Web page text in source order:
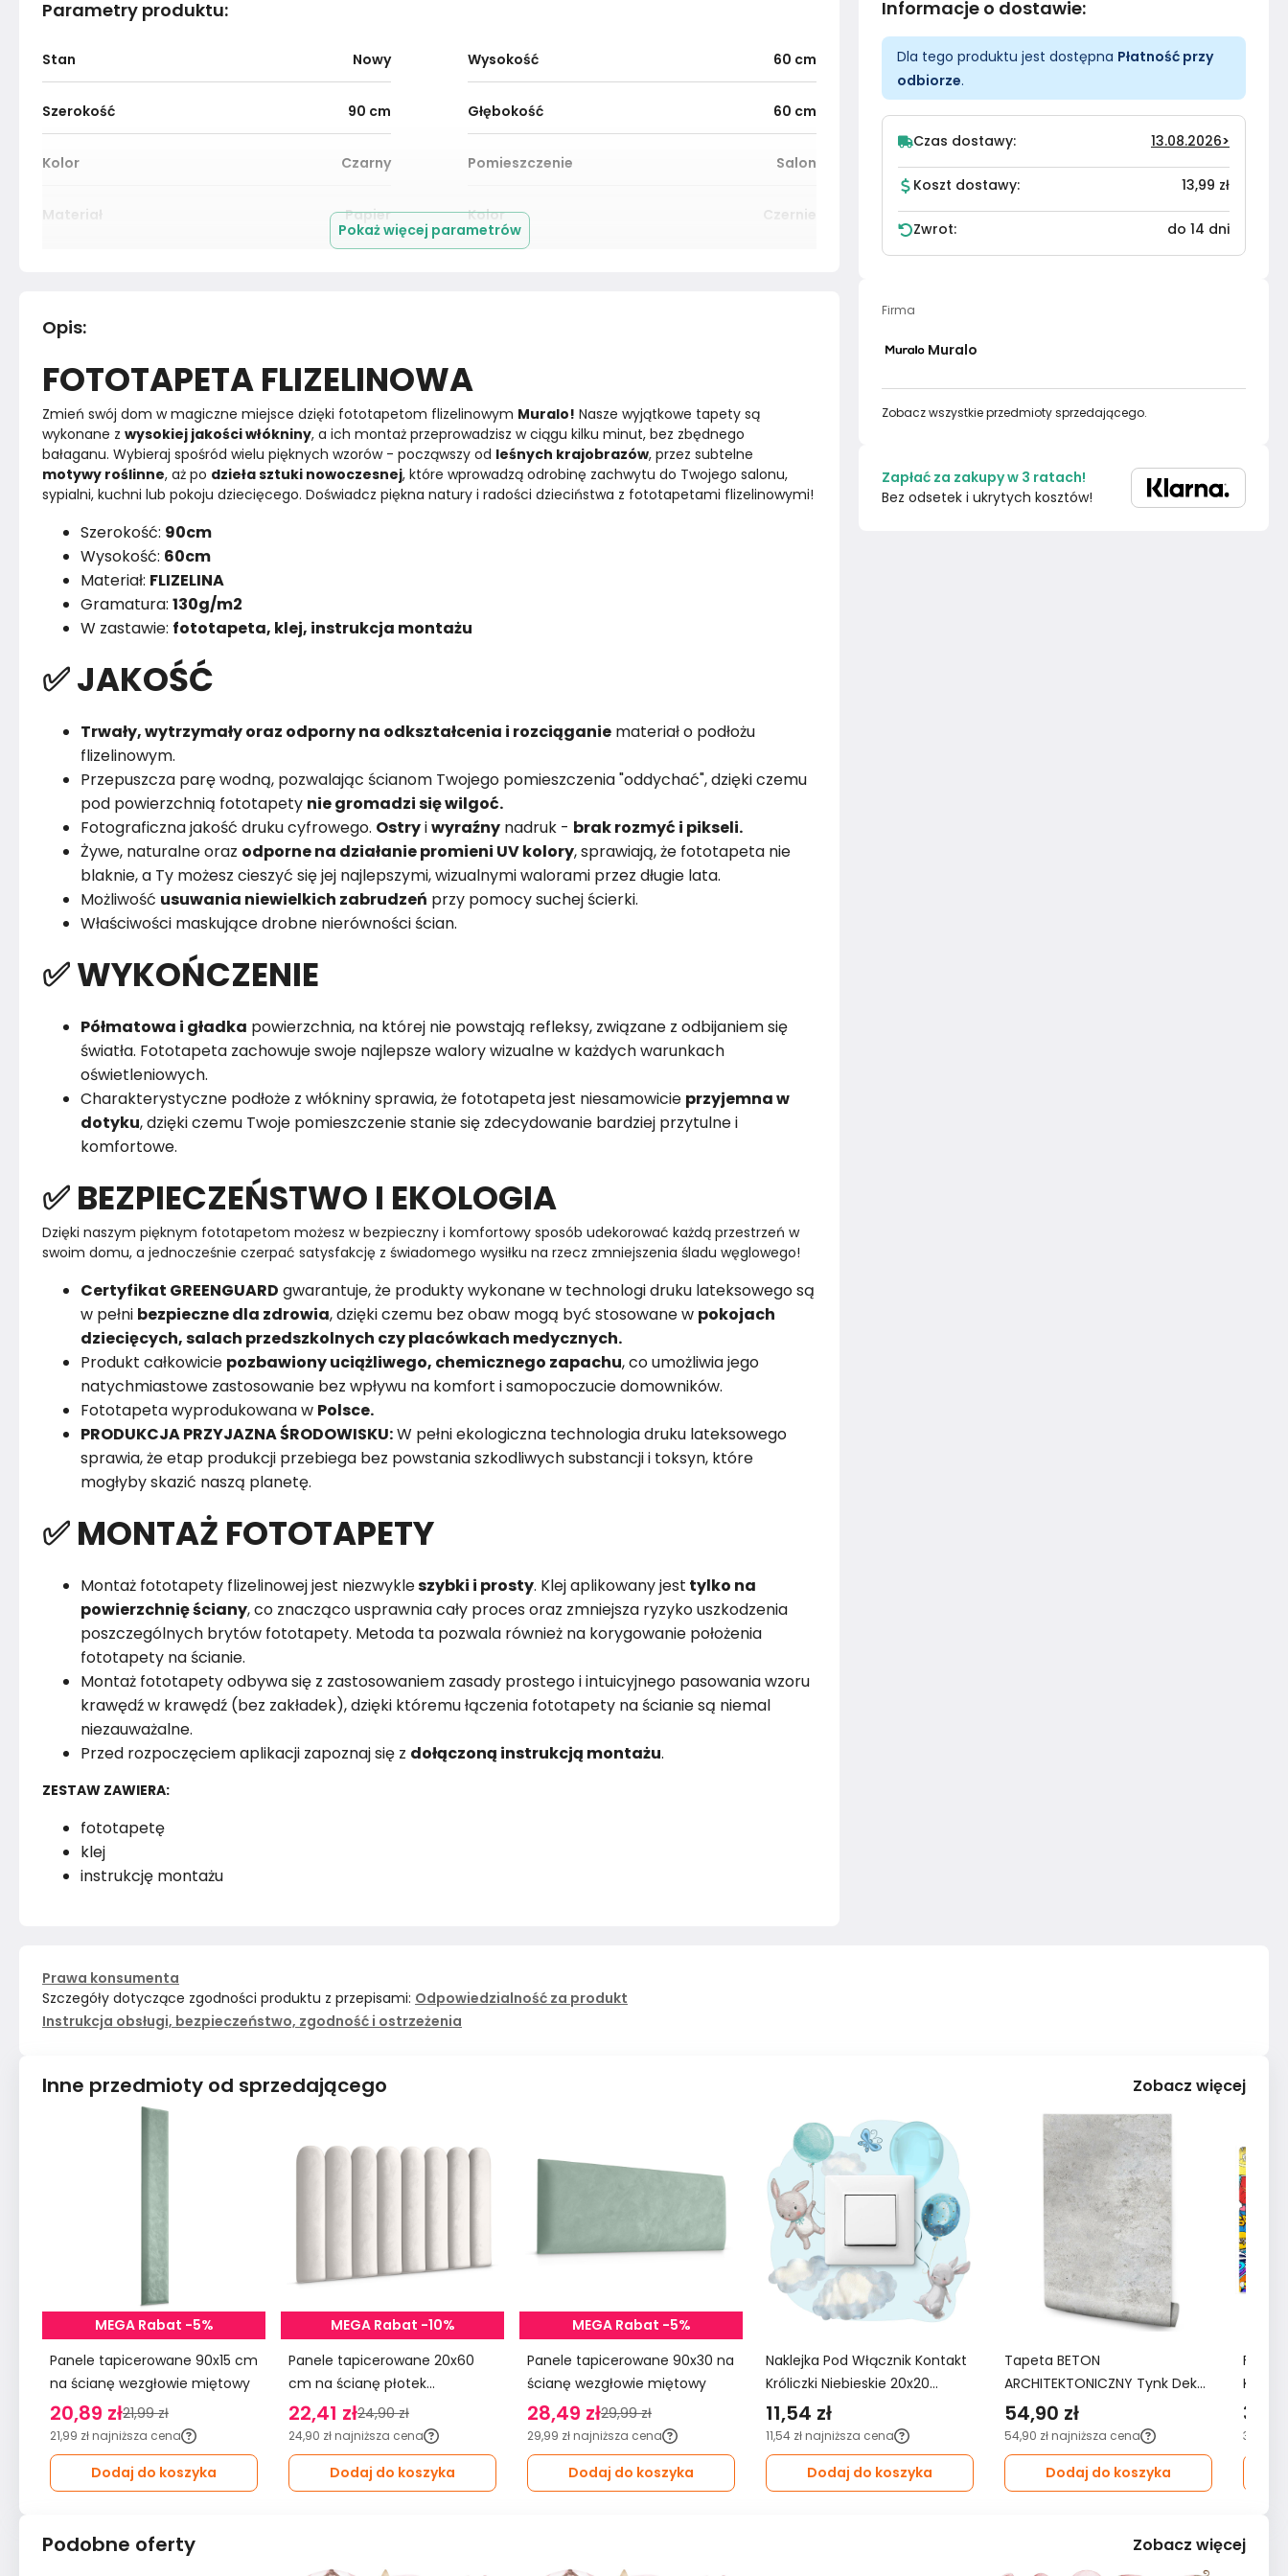
Parametry produktu:
Stan Nowy Wysokość 60 cm
Szerokość 90 cm Głębokość 60 cm
Kolor Czarny Pomieszczenie Salon
Materiał Papier Kolor Czernie
Rok produkcji
Pokaż więcej parametrów
Opis:
FOTOTAPETA FLIZELINOWA
Zmień swój dom w magiczne miejsce dzięki fototapetom flizelinowym Muralo! Nasze wyjątkowe tapety są
wykonane z wysokiej jakości włókniny, a ich montaż przeprowadzisz w ciągu kilku minut, bez zbędnego
bałaganu. Wybieraj spośród wielu pięknych wzorów - począwszy od leśnych krajobrazów, przez subtelne
motywy roślinne, aż po dzieła sztuki nowoczesnej, które wprowadzą odrobinę zachwytu do Twojego salonu,
sypialni, kuchni lub pokoju dziecięcego. Doświadcz piękna natury i radości dzieciństwa z fototapetami flizelinowymi!
Szerokość: 90cm
Wysokość: 60cm
Materiał: FLIZELINA
Gramatura: 130g/m2
W zastawie: fototapeta, klej, instrukcja montażu
✅ JAKOŚĆ
Trwały, wytrzymały oraz odporny na odkształcenia i rozciąganie materiał o podłożu
flizelinowym.
Przepuszcza parę wodną, pozwalając ścianom Twojego pomieszczenia "oddychać", dzięki czemu
pod powierzchnią fototapety nie gromadzi się wilgoć.
Fotograficzna jakość druku cyfrowego. Ostryiwyraźny nadruk - brak rozmyć i pikseli.
Żywe, naturalne oraz odporne na działanie promieni UV kolory, sprawiają, że fototapeta nie
blaknie, a Ty możesz cieszyć się jej najlepszymi, wizualnymi walorami przez długie lata.
Możliwość usuwania niewielkich zabrudzeń przy pomocy suchej ścierki.
Właściwości maskujące drobne nierówności ścian.
✅ WYKOŃCZENIE
Półmatowa i gładka powierzchnia, na której nie powstają refleksy, związane z odbijaniem się
światła. Fototapeta zachowuje swoje najlepsze walory wizualne w każdych warunkach
oświetleniowych.
Charakterystyczne podłoże z włókniny sprawia, że fototapeta jest niesamowicie przyjemna w
dotyku, dzięki czemu Twoje pomieszczenie stanie się zdecydowanie bardziej przytulne i
komfortowe.
✅ BEZPIECZEŃSTWO I EKOLOGIA
Dzięki naszym pięknym fototapetom możesz w bezpieczny i komfortowy sposób udekorować każdą przestrzeń w
swoim domu, a jednocześnie czerpać satysfakcję z świadomego wysiłku na rzecz zmniejszenia śladu węglowego!
Certyfikat GREENGUARD gwarantuje, że produkty wykonane w technologi druku lateksowego są
w pełni bezpieczne dla zdrowia, dzięki czemu bez obaw mogą być stosowane w pokojach
dziecięcych, salach przedszkolnych czy placówkach medycznych.
Produkt całkowicie pozbawiony uciążliwego, chemicznego zapachu, co umożliwia jego
natychmiastowe zastosowanie bez wpływu na komfort i samopoczucie domowników.
Fototapeta wyprodukowana w Polsce.
PRODUKCJA PRZYJAZNA ŚRODOWISKU:W pełni ekologiczna technologia druku lateksowego
sprawia, że etap produkcji przebiega bez powstania szkodliwych substancji i toksyn, które
mogłyby skazić naszą planetę.
✅ MONTAŻ FOTOTAPETY
Montaż fototapety flizelinowej jest niezwykleszybki i prosty. Klej aplikowany jest tylko na
powierzchnię ściany, co znacząco usprawnia cały proces oraz zmniejsza ryzyko uszkodzenia
poszczególnych brytów fototapety. Metoda ta pozwala również na korygowanie położenia
fototapety na ścianie.
Montaż fototapety odbywa się z zastosowaniem zasady prostego i intuicyjnego pasowania wzoru
krawędź w krawędź (bez zakładek), dzięki któremu łączenia fototapety na ścianie są niemal
niezauważalne.
Przed rozpoczęciem aplikacji zapoznaj się z dołączoną instrukcją montażu.
ZESTAW ZAWIERA:
fototapetę
klej
instrukcję montażu
Informacje o dostawie:
Dla tego produktu jest dostępna Płatność przy
odbiorze.
Czas dostawy: 13.08.2026>
Koszt dostawy: 13,99 zł
Zwrot: do 14 dni
Firma
Muralo
Zobacz wszystkie przedmioty sprzedającego.
Zapłać za zakupy w 3 ratach!
Bez odsetek i ukrytych kosztów!
Prawa konsumenta
Szczegóły dotyczące zgodności produktu z przepisami: Odpowiedzialność za produkt
Instrukcja obsługi, bezpieczeństwo, zgodność i ostrzeżenia
Inne przedmioty od sprzedającego Zobacz więcej
MEGA Rabat -5%
Panele tapicerowane 90x15 cm
na ścianę wezgłowie miętowy
20,89 zł21,99 zł
21,99 zł najniższa cena
Dodaj do koszyka
MEGA Rabat -10%
Panele tapicerowane 20x60
cm na ścianę płotek
wezgłowie kremowy
22,41 zł24,90 zł
24,90 zł najniższa cena
Dodaj do koszyka
MEGA Rabat -5%
Panele tapicerowane 90x30 na
ścianę wezgłowie miętowy
28,49 zł29,99 zł
29,99 zł najniższa cena
Dodaj do koszyka
Naklejka Pod Włącznik Kontakt
Króliczki Niebieskie 20x20
Balony Do Pokoju Dziecka
11,54 zł
11,54 zł najniższa cena
Dodaj do koszyka
Tapeta BETON
ARCHITEKTONICZNY Tynk Dekor
Ścienny Do Salonu 3D Wzór
Nowoczesny
54,90 zł
54,90 zł najniższa cena
Dodaj do koszyka
3D do
349,99
Podobne oferty Zobacz więcej